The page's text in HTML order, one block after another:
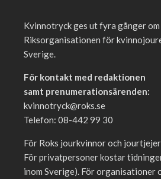
Kvinnotryck ges ut fyra gånger om
Riksorganisationen för
Sverige.
För kontakt med redaktionen
samt prenumerationsärenden:
kvinnotryck@roks.se
Telefon: 08-442 99 30
För Roks jourkvinnor och
För privatpersoner kostar
inom Sverige). För organisationer